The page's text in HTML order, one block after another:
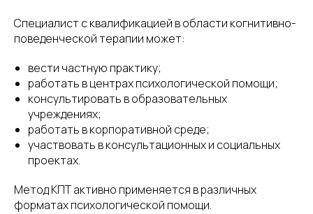
Специалист с квалификацией в области когнитивно-
поведенческой терапии может:
вести частную практику;
работать в центрах психологической помощи;
консультировать в образовательных
учреждениях;
работать в корпоративной среде;
участвовать в консультационных и социальных
проектах.
Метод КПТ активно применяется в различных
форматах психологической помощи.